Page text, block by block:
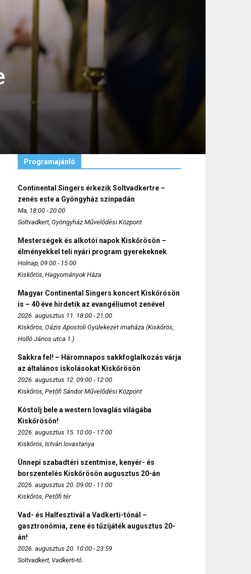
Programajánló
Continental Singers érkezik Soltvadkertre –
zenés este a Gyöngyház színpadán
Ma, 18:00 - 20:00
Soltvadkert, Gyöngyház Művelődési Központ
Mesterségek és alkotói napok Kiskőrösön –
élményekkel teli nyári program gyerekeknek
Holnap, 09:00 - 15:00
Kiskőrös, Hagyományok Háza
Magyar Continental Singers koncert Kiskőrösön
is – 40 éve hirdetik az evangéliumot zenével
2026. augusztus 11. 18:00 - 21:00
Kiskőrös, Oázis Apostoli Gyülekezet imaháza (Kiskőrös,
Holló János utca 1.)
Sakkra fel! – Háromnapos sakkfoglalkozás várja
az általános iskolásokat Kiskőrösön
2026. augusztus 12. 09:00 - 12:00
Kiskőrös, Petőfi Sándor Művelődési Központ
Kóstolj bele a western lovaglás világába
Kiskőrösön!
2026. augusztus 15. 10:00 - 17:00
Kiskőrös, István lovastanya
Ünnepi szabadtéri szentmise, kenyér- és
borszentelés Kiskőrösön augusztus 20-án
2026. augusztus 20. 09:00 - 11:00
Kiskőrös, Petőfi tér
Vad- és Halfesztivál a Vadkerti-tónál –
gasztronómia, zene és tűzijáték augusztus 20-
án!
2026. augusztus 20. 10:00 - 23:59
Soltvadkert, Vadkerti-tó